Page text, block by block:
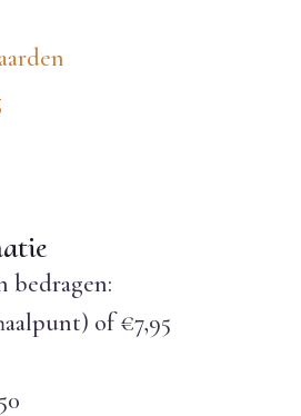
bedragen:
of €7,95